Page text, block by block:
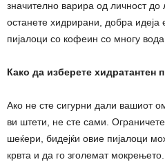
значително варира од личност до
останете хидрирани, добра идеја
пијалоци со кофеин со многу
Како да изберете хидратантен
Ако не сте сигурни дали вашиот
ви штети, не сте сами.
шеќери, бидејќи овие пијалоци
крвта и да го зголемат